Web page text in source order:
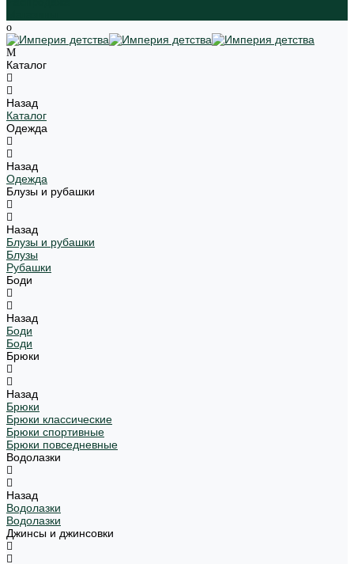
Каталог
Назад
Каталог
Одежда
Назад
Одежда
Блузы и рубашки
Назад
Блузы и рубашки
Блузы
Рубашки
Боди
Назад
Боди
Боди
Брюки
Назад
Брюки
Брюки классические
Брюки спортивные
Брюки повседневные
Водолазки
Назад
Водолазки
Водолазки
Джинсы и джинсовки